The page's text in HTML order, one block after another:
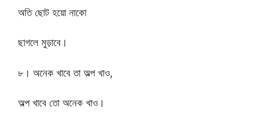
অতি ছোট হয়ো নাকো
ছাগলে মুড়াবে।
৮। অনেক খাবে তা অল্প খাও,
অল্প খাবে তো অনেক খাও।